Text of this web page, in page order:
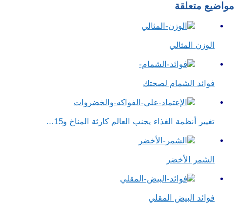
مواضيع متعلقة
الوزن المثالي
فوائد الشمام لصحتك
تغيير أنظمة الغذاء يجنب العالم كارثة المناخ و15…
الشمر الأخضر
فوائد البيض المقلي